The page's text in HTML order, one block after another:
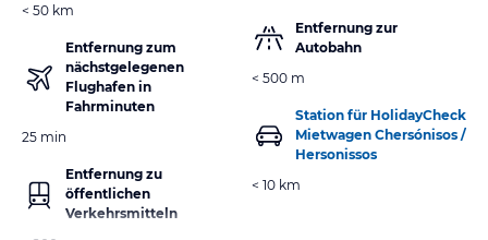
< 50 km
Entfernung zum
nächstgelegenen
Flughafen in
Fahrminuten
25 min
Entfernung zu
öffentlichen
Verkehrsmitteln
Entfernung zur
Autobahn
< 500 m
Station für HolidayCheck
Mietwagen Chersónisos /
Hersonissos
< 10 km